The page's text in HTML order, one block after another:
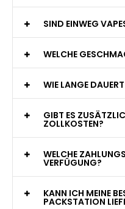
SIND EINWEG
WELCHE
WIE LANGE
GIBT ES
ZOLLKOSTEN?
WELCHE
VERFÜGUNG?
KANN ICH MEINE
PACKSTATION